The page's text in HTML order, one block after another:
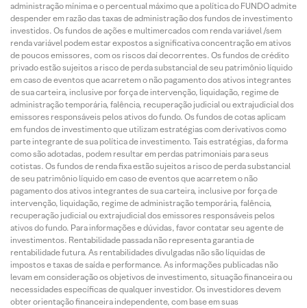
administração mínima e o percentual máximo que a política do FUNDO admite
despender em razão das taxas de administração dos fundos de investimento
investidos. Os fundos de ações e multimercados com renda variável /sem
renda variável podem estar expostos a significativa concentração em ativos
de poucos emissores, com os riscos daí decorrentes. Os fundos de crédito
privado estão sujeitos a risco de perda substancial de seu patrimônio líquido
em caso de eventos que acarretem o não pagamento dos ativos integrantes
de sua carteira, inclusive por força de intervenção, liquidação, regime de
administração temporária, falência, recuperação judicial ou extrajudicial dos
emissores responsáveis pelos ativos do fundo. Os fundos de cotas aplicam
em fundos de investimento que utilizam estratégias com derivativos como
parte integrante de sua política de investimento. Tais estratégias, da forma
como são adotadas, podem resultar em perdas patrimoniais para seus
cotistas. Os fundos de renda fixa estão sujeitos a risco de perda substancial
de seu patrimônio líquido em caso de eventos que acarretem o não
pagamento dos ativos integrantes de sua carteira, inclusive por força de
intervenção, liquidação, regime de administração temporária, falência,
recuperação judicial ou extrajudicial dos emissores responsáveis pelos
ativos do fundo. Para informações e dúvidas, favor contatar seu agente de
investimentos. Rentabilidade passada não representa garantia de
rentabilidade futura. As rentabilidades divulgadas não são líquidas de
impostos e taxas de saída e performance. As informações publicadas não
levam em consideração os objetivos de investimento, situação financeira ou
necessidades específicas de qualquer investidor. Os investidores devem
obter orientação financeira independente, com base em suas